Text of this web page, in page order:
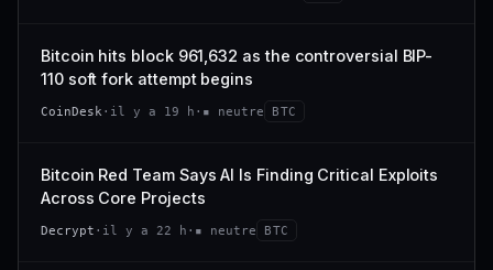
Bitcoin hits block 961,632 as the controversial BIP-
110 soft fork attempt begins
CoinDesk · il y a 19 h · ▪ neutre BTC
Bitcoin Red Team Says AI Is Finding Critical Exploits
Across Core Projects
Decrypt · il y a 22 h · ▪ neutre BTC